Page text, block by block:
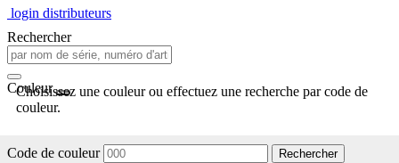
login distributeurs
Rechercher
Couleur
Choisissez une couleur ou effectuez une recherche par code de
couleur.
Code de couleur Rechercher